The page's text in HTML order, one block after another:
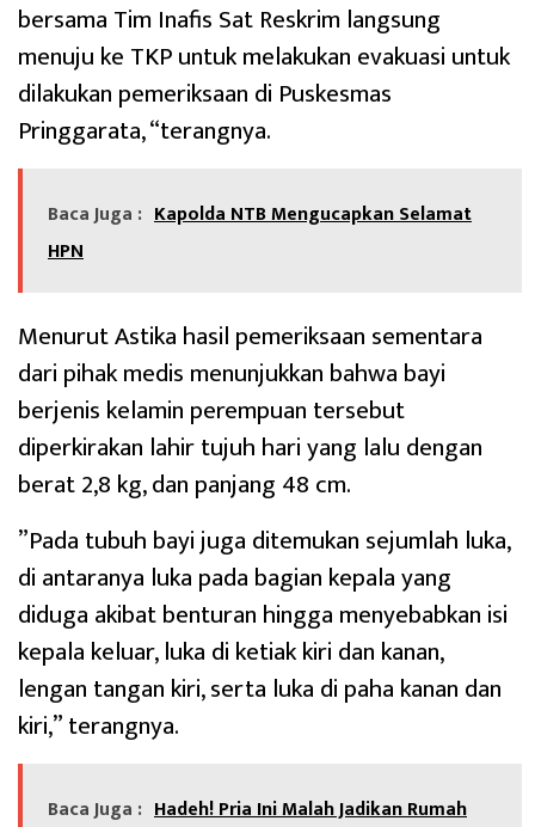
bersama Tim Inafis Sat Reskrim langsung
menuju ke TKP untuk melakukan evakuasi untuk
dilakukan pemeriksaan di Puskesmas
Pringgarata, “terangnya.
Baca Juga : Kapolda NTB Mengucapkan Selamat
HPN
‎Menurut Astika hasil pemeriksaan sementara
dari pihak medis menunjukkan bahwa bayi
berjenis kelamin perempuan tersebut
diperkirakan lahir tujuh hari yang lalu dengan
berat 2,8 kg, dan panjang 48 cm.
‎”Pada tubuh bayi juga ditemukan sejumlah luka,
di antaranya luka pada bagian kepala yang
diduga akibat benturan hingga menyebabkan isi
kepala keluar, luka di ketiak kiri dan kanan,
lengan tangan kiri, serta luka di paha kanan dan
kiri,” terangnya.
Baca Juga : Hadeh! Pria Ini Malah Jadikan Rumah